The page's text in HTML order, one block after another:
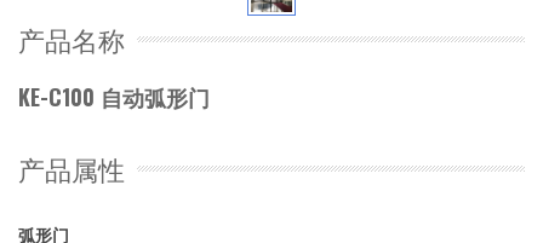
产品名称
KE-C100 自动弧形门
产品属性
弧形门